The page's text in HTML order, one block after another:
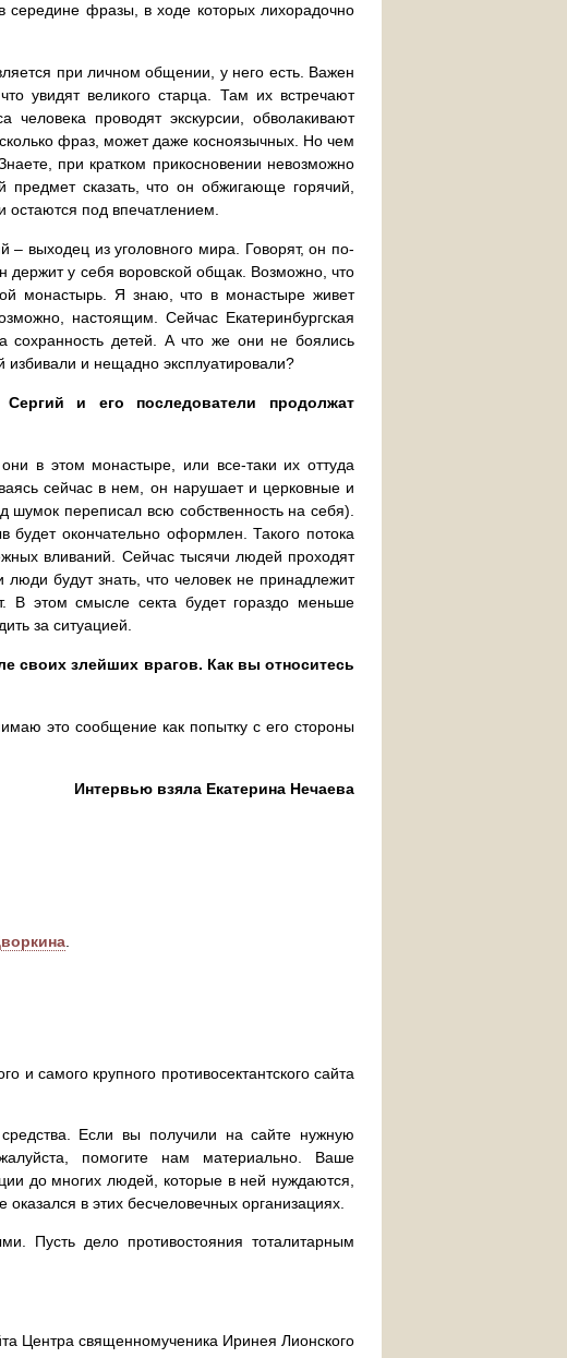
середине фразы, в ходе которых лихорадочно
при личном общении, у него есть. Важен
увидят великого старца. Там их встречают
проводят экскурсии, обволакивают
фраз, может даже косноязычных. Но чем
при кратком прикосновении невозможно
сказать, что он обжигающе горячий,
остаются под впечатлением.
выходец из уголовного мира. Говорят, он по-
держит у себя воровской общак. Возможно, что
монастырь. Я знаю, что в монастыре живет
настоящим. Сейчас Екатеринбургская
сохранность детей. А что же они не боялись
избивали и нещадно эксплуатировали?
и его последователи продолжат
в этом монастыре, или все-таки их оттуда
сейчас в нем, он нарушает и церковные и
шумок переписал всю собственность на себя).
окончательно оформлен. Такого потока
вливаний. Сейчас тысячи людей проходят
будут знать, что человек не принадлежит
В этом смысле секта будет гораздо меньше
за ситуацией.
своих злейших врагов. Как вы относитесь
это сообщение как попытку с его стороны
Интервью взяла Екатерина Нечаева
и самого крупного противосектантского сайта
Если вы получили на сайте нужную
помогите нам материально. Ваше
до многих людей, которые в ней нуждаются,
в этих бесчеловечных организациях.
Пусть дело противостояния тоталитарным
Центра священномученика Иринея Лионского